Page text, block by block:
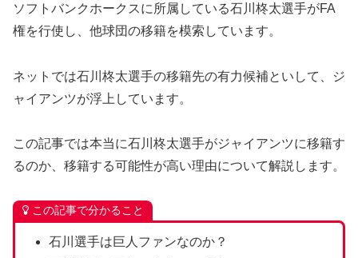
ソフトバンクホークスに所属している石川柊太選手がFA
権を行使し、他球団の移籍を模索しています。
ネットでは石川柊太選手の移籍先の有力候補といして、ジ
ャイアンツが浮上しています。
この記事では本当に石川柊太選手がジャイアンツに移籍す
るのか、移籍する可能性が高い理由について解説します。
この記事で分かること
石川選手は巨人ファンなのか？